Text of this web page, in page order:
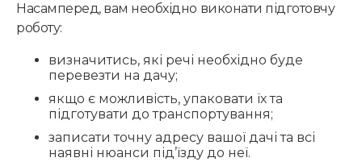
Насамперед, вам необхідно виконати підготовчу
роботу:
визначитись, які речі необхідно буде
перевезти на дачу;
якщо є можливість, упаковати їх та
підготувати до транспортування;
записати точну адресу вашої дачі та всі
наявні нюанси під’їзду до неї.